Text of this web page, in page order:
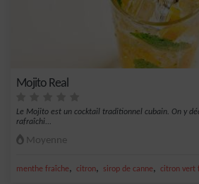
Mojito Real
Le Mojito est un cocktail traditionnel cubain. On y
rafraîchi...
Moyenne
menthe fraîche, citron, sirop de canne, citron vert